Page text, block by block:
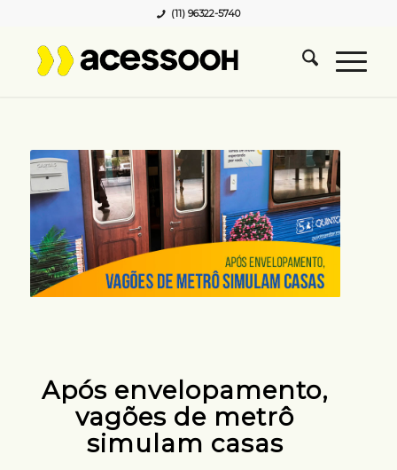
(11) 96322-5740
Após envelopamento,
vagões de metrô
simulam casas